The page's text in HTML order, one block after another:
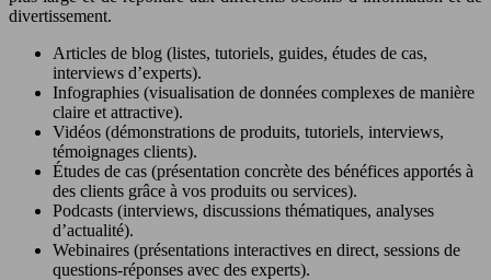
divertissement.
Articles de blog (listes, tutoriels, guides, études de cas,
interviews d’experts).
Infographies (visualisation de données complexes de manière
claire et attractive).
Vidéos (démonstrations de produits, tutoriels, interviews,
témoignages clients).
Études de cas (présentation concrète des bénéfices apportés à
des clients grâce à vos produits ou services).
Podcasts (interviews, discussions thématiques, analyses
d’actualité).
Webinaires (présentations interactives en direct, sessions de
questions-réponses avec des experts).